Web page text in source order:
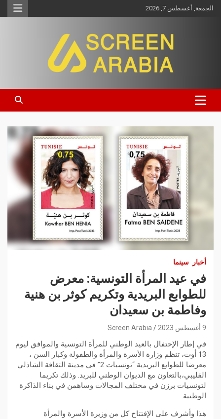
الجمعة, أغسطس 7, 2026
Screen Arabia
أخبار سينما
في عيد المرأة التونسية: معرض
للطوابع البريدية وتكريم كوثر بن هنية
وفاطمة بن سعيدان
9 أغسطس 2023 Screen Arabia
في إطار الإحتفال بالعيد الوطني للمرأة التونسية والموافق ليوم
13 أوت، تنظم وزارة الأسرة والمرأة والطفولة وكبار السن ،
معرضا للطوابع البريدية “تونسيات 2” في مدينة الثقافة الشاذلي
القليبي،بالتعاون مع الديوان الوطني للبريد. وذلك تكريما
لتونسيات برزن في مختلف المجالات وساهمن في بناء الذاكرة
الوطنية.
هذا وأشرف على الإفتتاح كل من وزيرة الأسرة والمرأة